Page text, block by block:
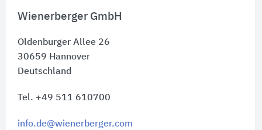
Wienerberger GmbH
Oldenburger Allee 26
30659 Hannover
Deutschland
Tel. +49 511 610700
info.de@wienerberger.com